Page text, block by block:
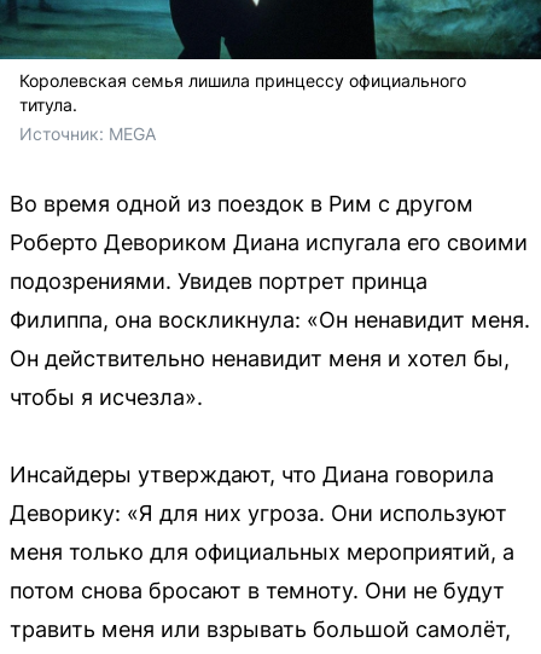
Королевская семья лишила принцессу официального
титула.
Источник: MEGA
Во время одной из поездок в Рим с другом
Роберто Девориком Диана испугала его своими
подозрениями. Увидев портрет принца
Филиппа, она воскликнула: «Он ненавидит меня.
Он действительно ненавидит меня и хотел бы,
чтобы я исчезла».
Инсайдеры утверждают, что Диана говорила
Деворику: «Я для них угроза. Они используют
меня только для официальных мероприятий, а
потом снова бросают в темноту. Они не будут
травить меня или взрывать большой самолёт,